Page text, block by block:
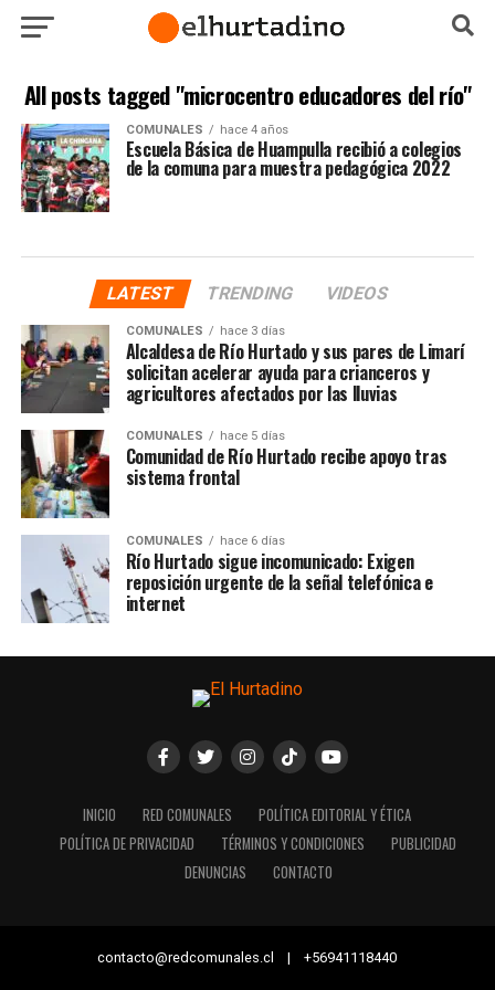
All posts tagged "microcentro educadores del río"
COMUNALES hace 4 años
Escuela Básica de Huampulla recibió a colegios
de la comuna para muestra pedagógica 2022
LATEST TRENDING VIDEOS
COMUNALES hace 3 días
Alcaldesa de Río Hurtado y sus pares de Limarí
solicitan acelerar ayuda para crianceros y
agricultores afectados por las lluvias
COMUNALES hace 5 días
Comunidad de Río Hurtado recibe apoyo tras
sistema frontal
COMUNALES hace 6 días
Río Hurtado sigue incomunicado: Exigen
reposición urgente de la señal telefónica e
internet
INICIO RED COMUNALES
POLÍTICA EDITORIAL Y ÉTICA
POLÍTICA DE PRIVACIDAD
TÉRMINOS Y CONDICIONES
PUBLICIDAD
DENUNCIAS
CONTACTO
contacto@redcomunales.cl | +56941118440